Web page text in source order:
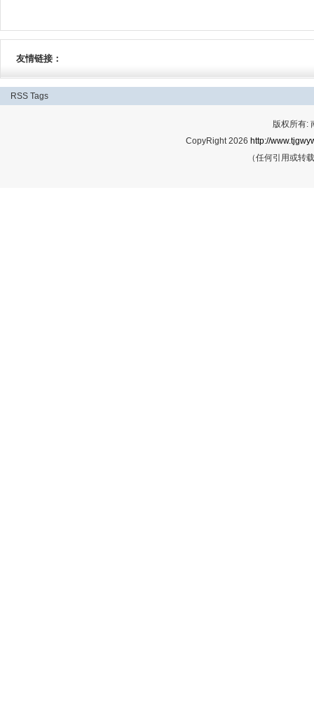
友情链接：
RSS Tags
版权所有:
CopyRight 2026 http://
（任何引用或转